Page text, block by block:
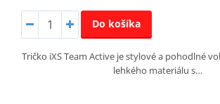
Do košíka
Tričko iXS Team Active je stylové a pohodlné
lehkého materiálu s…